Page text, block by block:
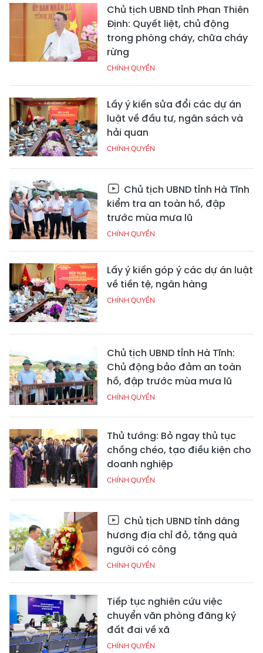
Chủ tịch UBND tỉnh Phan Thiên
Định: Quyết liệt, chủ động
trong phòng cháy, chữa cháy
rừng
CHÍNH QUYỀN
Lấy ý kiến sửa đổi các dự án
luật về đầu tư, ngân sách và
hải quan
CHÍNH QUYỀN
Chủ tịch UBND tỉnh Hà Tĩnh
kiểm tra an toàn hồ, đập
trước mùa mưa lũ
CHÍNH QUYỀN
Lấy ý kiến góp ý các dự án luật
về tiền tệ, ngân hàng
CHÍNH QUYỀN
Chủ tịch UBND tỉnh Hà Tĩnh:
Chủ động bảo đảm an toàn
hồ, đập trước mùa mưa lũ
CHÍNH QUYỀN
Thủ tướng: Bỏ ngay thủ tục
chồng chéo, tạo điều kiện cho
doanh nghiệp
CHÍNH QUYỀN
Chủ tịch UBND tỉnh dâng
hương địa chỉ đỏ, tặng quà
người có công
CHÍNH QUYỀN
Tiếp tục nghiên cứu việc
chuyển văn phòng đăng ký
đất đai về xã
CHÍNH QUYỀN